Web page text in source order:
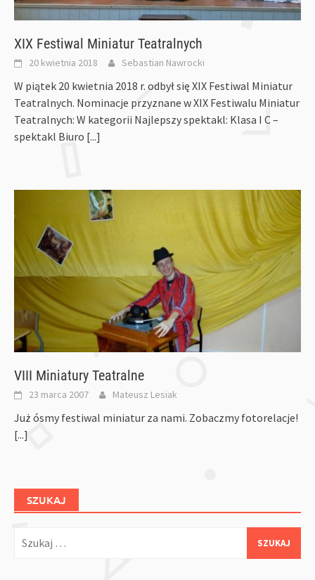
XIX Festiwal Miniatur Teatralnych
20 kwietnia 2018 Sebastian Nawrocki
W piątek 20 kwietnia 2018 r. odbył się XIX Festiwal Miniatur
Teatralnych. Nominacje przyznane w XIX Festiwalu Miniatur
Teatralnych: W kategorii Najlepszy spektakl: Klasa I C –
spektakl Biuro [...]
VIII Miniatury Teatralne
23 marca 2007 Mateusz Lesiak
Już ósmy festiwal miniatur za nami. Zobaczmy fotorelacje!
[...]
SZUKAJ